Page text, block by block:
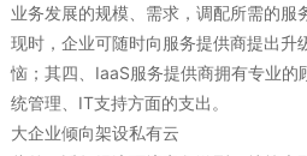
业务发展的规模、需求，调配所需的服
现时，企业可随时向服务提供商提出升
恼；其四、IaaS服务提供商拥有专业的
统管理、IT支持方面的支出。
大企业倾向架设私有云